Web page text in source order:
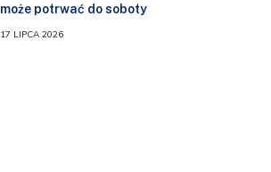
może potrwać do soboty
17 LIPCA 2026